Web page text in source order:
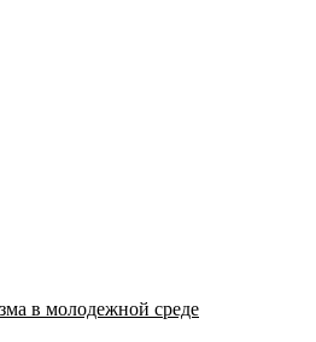
в молодежной среде